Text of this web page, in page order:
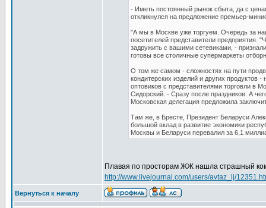
- Иметь постоянный рынок сбыта, да с
откликнулся на предложение премьер-
"А мы в Москве уже торгуем. Очередь за
посетителей представители предприятия.
задружить с вашими сетевиками, -
готовы все столичные супермаркеты
О том же самом - сложностях на пути
кондитерских изделий и других
оптовиков с представителями торговли в
Сидорский. - Сразу после праздников. А
Московская делегация предложила
Там же, в Бресте, Президент Беларуси
большой вклад в развитие экономики
Москвы и Беларуси перевалил за 6,1
Плавая по просторам ЖЖ нашла страшный
http://www.livejournal.com/users/avtaz_lj/
Вернуться к началу